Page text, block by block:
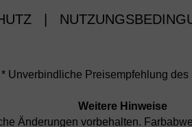
* Unverbindliche Preisempfehlung des
Weitere Hinweise
Änderungen vorbehalten.